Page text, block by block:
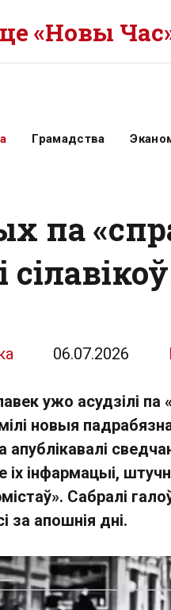
«Новы
Грамадства
па
06.07.2026
ужо асудзілі
новыя
апублікавалі
іх інфармацыі,
Сабралі
за апошнія дні.